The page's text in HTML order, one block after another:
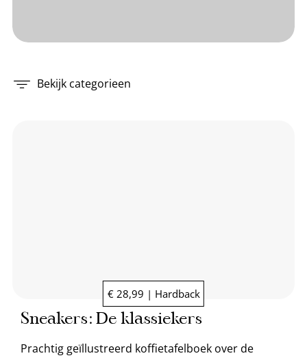
Bekijk categorieen
€ 28,99 | Hardback
Sneakers: De klassiekers
Prachtig geïllustreerd koffietafelboek over de